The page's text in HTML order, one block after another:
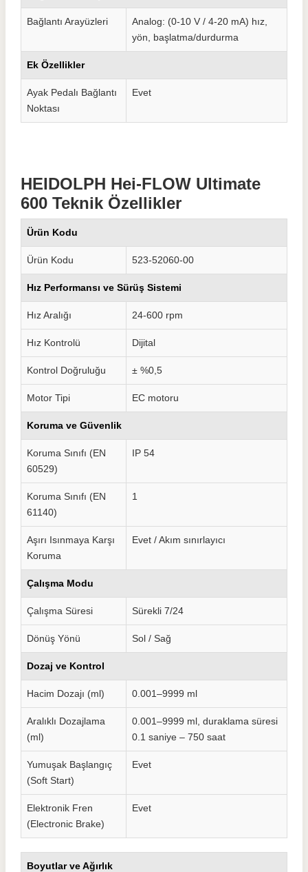
Bağlantı Arayüzleri
Analog: (0-10 V / 4-20 mA) hız,
yön, başlatma/durdurma
Ek Özellikler
Ayak Pedalı Bağlantı
Noktası
Evet
HEIDOLPH Hei-FLOW Ultimate
600 Teknik Özellikler
Ürün Kodu
Ürün Kodu 523-52060-00
Hız Performansı ve Sürüş Sistemi
Hız Aralığı 24-600 rpm
Hız Kontrolü Dijital
Kontrol Doğruluğu ± %0,5
Motor Tipi EC motoru
Koruma ve Güvenlik
Koruma Sınıfı (EN
60529)
IP 54
Koruma Sınıfı (EN
61140)
1
Aşırı Isınmaya Karşı
Koruma
Evet / Akım sınırlayıcı
Çalışma Modu
Çalışma Süresi Sürekli 7/24
Dönüş Yönü Sol / Sağ
Dozaj ve Kontrol
Hacim Dozajı (ml) 0.001–9999 ml
Aralıklı Dozajlama
(ml)
0.001–9999 ml, duraklama süresi
0.1 saniye – 750 saat
Yumuşak Başlangıç
(Soft Start)
Evet
Elektronik Fren
(Electronic Brake)
Evet
Boyutlar ve Ağırlık